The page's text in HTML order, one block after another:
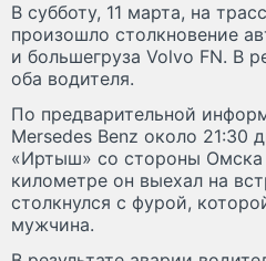
В субботу, 11 марта, на
произошло столкновение
и большегруза Volvo FN. В
оба водителя.
По предварительной
Mersedes Benz около 21:30
«Иртыш» со стороны Омска
километре он выехал на
столкнулся с фурой,
мужчина.